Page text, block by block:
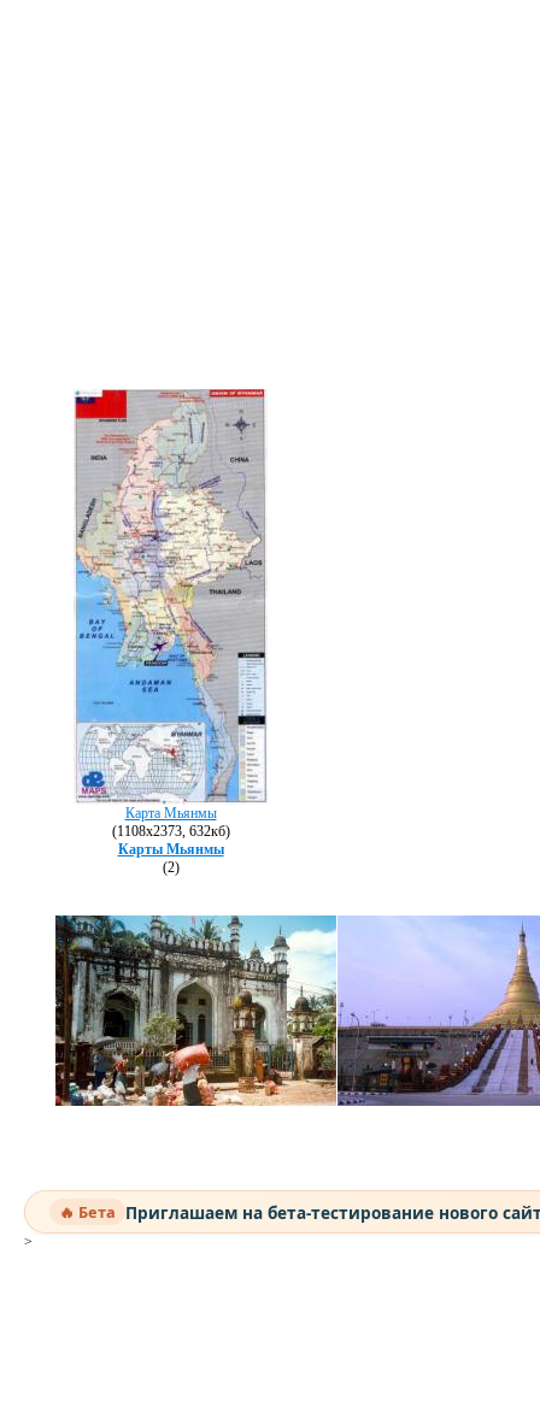
Карта Мьянмы
(1108х2373, 632кб)
Карты Мьянмы
(2)
🔥 Бета Приглашаем на бета-тестирование нового
>